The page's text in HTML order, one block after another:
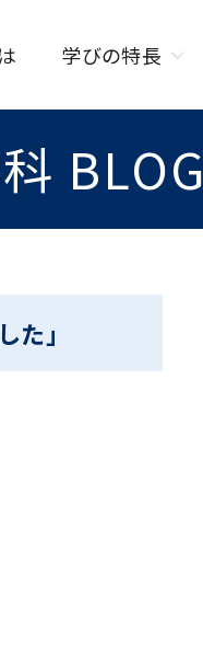
学びの特長
学びの特長トップ
オンラインを活用した
海外研修制度
W資格取得制度
BLOG
た」